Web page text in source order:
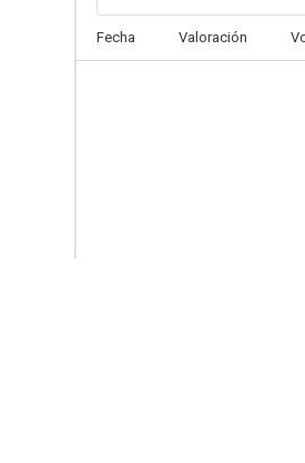
--
Fecha Valoración